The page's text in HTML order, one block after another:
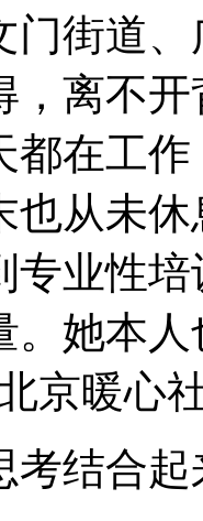
门街道
，离不
都在工
也从未
专业性
。她本
京暖心
考结合起